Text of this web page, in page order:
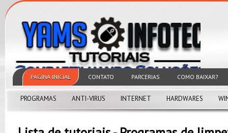
PAGINA INICIAL CONTATO PARCERIAS COMO BAIXAR?
PROGRAMAS ANTI-VIRUS INTERNET HARDWARES